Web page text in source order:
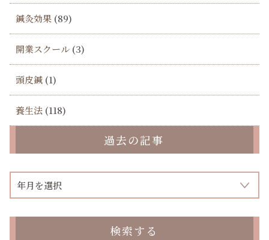
鍼灸効果 (89)
開業スクール (3)
頭皮鍼 (1)
養生法 (118)
過去の記事
検索する